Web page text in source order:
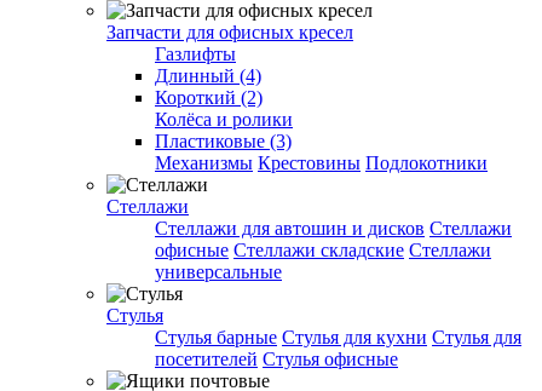
Запчасти для офисных кресел
Газлифты
Длинный (4)
Короткий (2)
Колёса и ролики
Пластиковые (3)
Механизмы Крестовины Подлокотники
Стеллажи
Стеллажи для автошин и дисков Стеллажи
офисные Стеллажи складские Стеллажи
универсальные
Стулья
Стулья барные Стулья для кухни Стулья для
посетителей Стулья офисные